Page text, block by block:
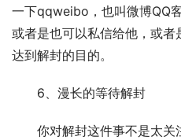
一下qqweibo，也叫微博QQ
或者是也可以私信给他，或
达到解封的目的。
6、漫长的等待解封
你对解封这件事不是太关